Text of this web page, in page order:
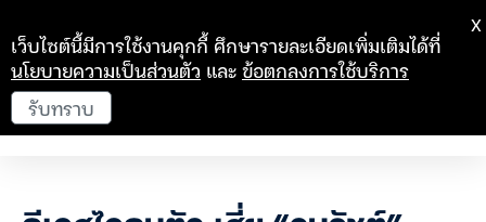
เว็บไซต์นี้มีการใช้งานคุกกี้ ศึกษารายละเอียดเพิ่มเติมได้ที่
นโยบายความเป็นส่วนตัว และข้อตกลงการใช้บริการ
รับทราบ
X